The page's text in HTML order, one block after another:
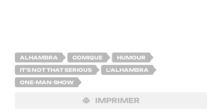
ALHAMBRA COMIQUE HUMOUR
IT'S NOT THAT SERIOUS L'ALHAMBRA
ONE-MAN-SHOW
IMPRIMER